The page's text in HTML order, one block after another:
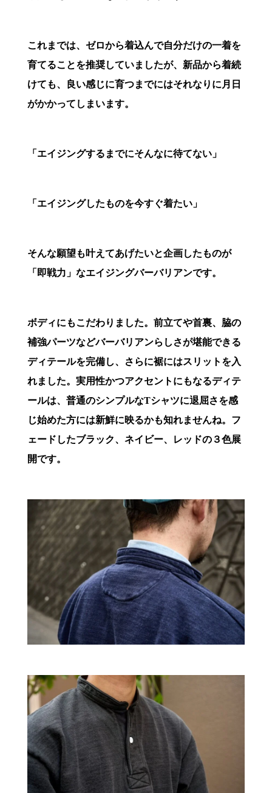
これまでは、ゼロから着込んで自分だけの一着を
育てることを推奨していましたが、新品から着続
けても、良い感じに育つまでにはそれなりに月日
がかかってしまいます。
「エイジングするまでにそんなに待てない」
「エイジングしたものを今すぐ着たい」
そんな願望も叶えてあげたいと企画したものが
「即戦力」なエイジングバーバリアンです。
ボディにもこだわりました。前立てや首裏、脇の
補強パーツなどバーバリアンらしさが堪能できる
ディテールを完備し、さらに裾にはスリットを入
れました。実用性かつアクセントにもなるディテ
ールは、普通のシンプルなTシャツに退屈さを感
じ始めた方には新鮮に映るかも知れませんね。フ
ェードしたブラック、ネイビー、レッドの３色展
開です。